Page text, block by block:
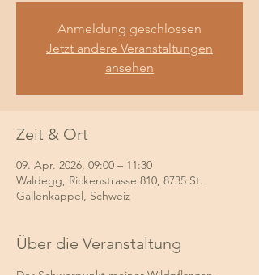
Anmeldung geschlossen
Jetzt andere Veranstaltungen
ansehen
Zeit & Ort
09. Apr. 2026, 09:00 – 11:30
Waldegg, Rickenstrasse 810, 8735 St.
Gallenkappel, Schweiz
Über die Veranstaltung